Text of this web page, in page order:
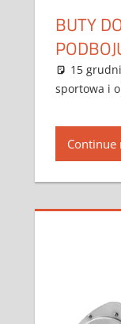
BUTY
15
sportowa i
Continue